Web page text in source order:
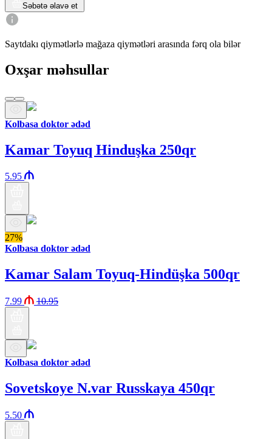
Səbətə əlavə et
Saytdakı qiymətlərlə mağaza qiymətləri arasında fərq ola bilər
Oxşar məhsullar
Kolbasa doktor ədəd
Kamar Toyuq Hinduşka 250qr
5.95
27%
Kolbasa doktor ədəd
Kamar Salam Toyuq-Hindüşka 500qr
7.99 10.95
Kolbasa doktor ədəd
Sovetskoye N.var Russkaya 450qr
5.50